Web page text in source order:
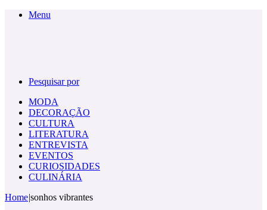
Menu
Pesquisar por
MODA
DECORAÇÃO
CULTURA
LITERATURA
ENTREVISTA
EVENTOS
CURIOSIDADES
CULINÁRIA
Home|sonhos vibrantes